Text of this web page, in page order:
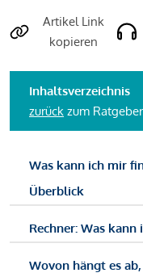
Artikel Link
kopieren
Inhaltsverzeichnis
zurück zum
Was kann ich mir
Überblick
Rechner: Was
Wovon hängt es